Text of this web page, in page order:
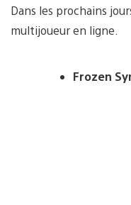
Dans les prochains
multijoueur en ligne.
Frozen